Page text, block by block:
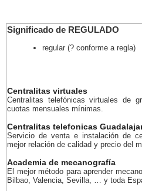
Significado de REGULADO
regular (? conforme a regla)
Centralitas virtuales
Centralitas telefónicas virtuales de
cuotas mensuales mínimas.
Centralitas telefonicas
Servicio de venta e instalación de
mejor relación de calidad y precio del
Academia de mecanografía
El mejor método para aprender
Bilbao, Valencia, Sevilla, … y toda